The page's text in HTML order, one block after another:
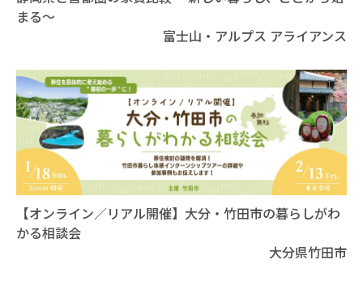
まる～
富士山・アルプス アライアンス
【オンライン／リアル開催】大分・竹田市の暮らしがわ
かる相談会
大分県竹田市